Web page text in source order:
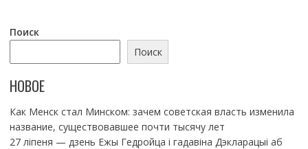
Поиск
Поиск
НОВОЕ
Как Менск стал Минском: зачем советская власть изменила
название, существовавшее почти тысячу лет
27 ліпеня — дзень Ежы Гедройца і гадавіна Дэкларацыі аб